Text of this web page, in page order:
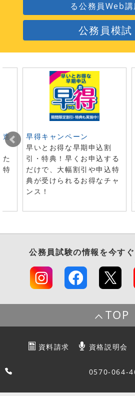
る公務員Web講
公務員模試
進
特
早得キャンペーン
早いとお得な早期申込割
引・特典！早くお申込する
だけで、大幅割引や申込特
典が受けられるお得なチャ
ンス！
公務員試験の情報を今す
TOP
資料請求 資格説明会
0570-064-